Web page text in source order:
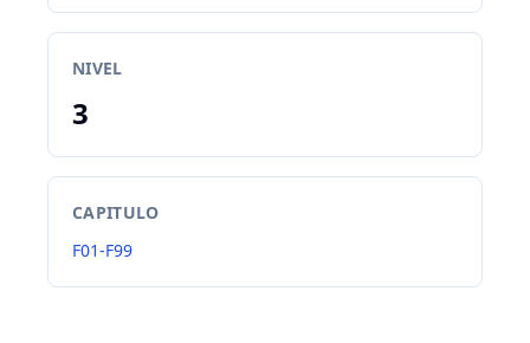
NIVEL
3
CAPITULO
F01-F99